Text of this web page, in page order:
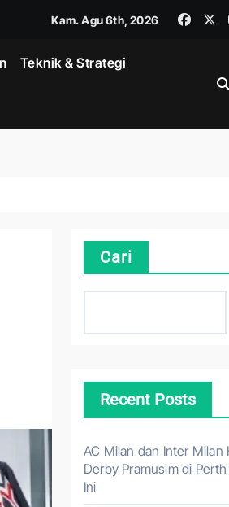
Kam. Agu 6th, 2026
Teknik & Strategi
Cari
Recent Posts
AC Milan dan Inter Milan
Derby Pramusim di
Ini